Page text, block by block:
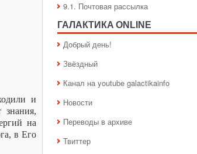
и
знания,
на
в Его
9.1. Почтовая рассылка
ГАЛАКТИКA ONLINE
Добрый день!
Звёздный
Канал на youtube galactikainfo
Новости
Переводы в архиве
Твиттер